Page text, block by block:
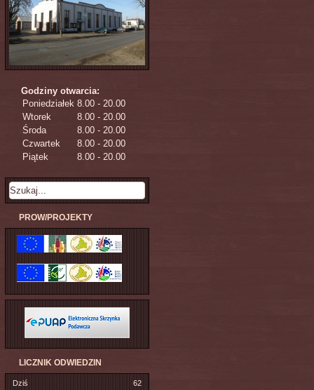
Godziny otwarcia:
Poniedziałek 8.00 - 20.00
Wtorek
8.00 - 20.00
Środa
8.00 - 20.00
Czwartek
8.00 - 20.00
Piątek
8.00 - 20.00
PROW/PROJEKTY
LICZNIK ODWIEDZIN
Dziś
62